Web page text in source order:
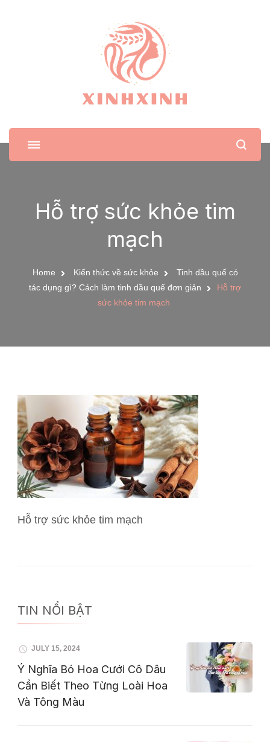
XinhXinh
Trang tin tức cho phái đẹp
Hỗ trợ sức khỏe tim
mạch
Home Kiến thức về sức khỏe
Tinh dầu quế có
tác dụng gì? Cách làm tinh dầu quế đơn giản
Hỗ trợ
sức khỏe tim mạch
Hỗ trợ sức khỏe tim mạch
TIN NỔI BẬT
JULY 15, 2024
Ý Nghĩa Bó Hoa Cưới Cô Dâu
Cần Biết Theo Từng Loài Hoa
Và Tông Màu